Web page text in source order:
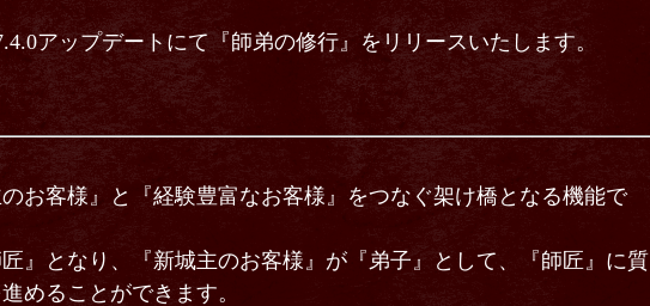
アップデートにて『師弟の修行』をリリースいたします。
お客様』と『経験豊富なお客様』をつなぐ架け橋となる機能で
』となり、『新城主のお客様』が『弟子』として、『師匠』に質
めることができます。